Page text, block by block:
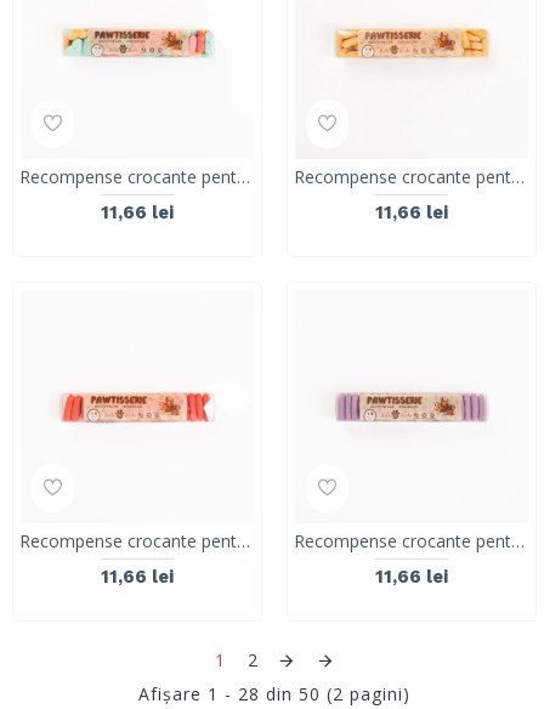
Recompense crocante pentru caini ROLLS ROCKY PAWTISSERIE MINIATURE HEARTS, mix, 50g
11,66 lei
Recompense crocante pentru caini ROLLS ROCKY PAWTISSERIE MINIATURE HEARTS, galben, 50g
11,66 lei
Recompense crocante pentru caini ROLLS ROCKY PAWTISSERIE MACAROONS, Red 50g
11,66 lei
Recompense crocante pentru caini ROLLS ROCKY PAWTISSERIE MACAROONS, purple 50g
11,66 lei
1
2
Afişare 1 - 28 din 50 (2 pagini)